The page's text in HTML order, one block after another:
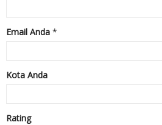
Email Anda *
Kota Anda
Rating